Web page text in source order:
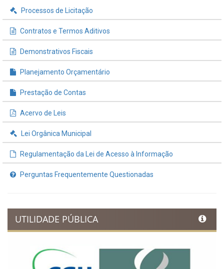
Processos de Licitação
Contratos e Termos Aditivos
Demonstrativos Fiscais
Planejamento Orçamentário
Prestação de Contas
Acervo de Leis
Lei Orgânica Municipal
Regulamentação da Lei de Acesso à Informação
Perguntas Frequentemente Questionadas
UTILIDADE PÚBLICA